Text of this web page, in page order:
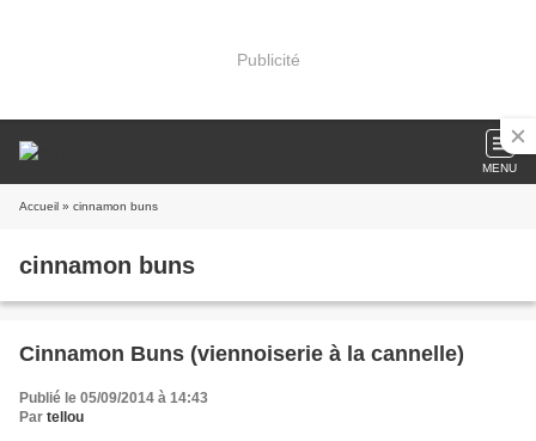
Publicité
MENU
Accueil » cinnamon buns
cinnamon buns
Cinnamon Buns (viennoiserie à la cannelle)
Publié le 05/09/2014 à 14:43
Par tellou